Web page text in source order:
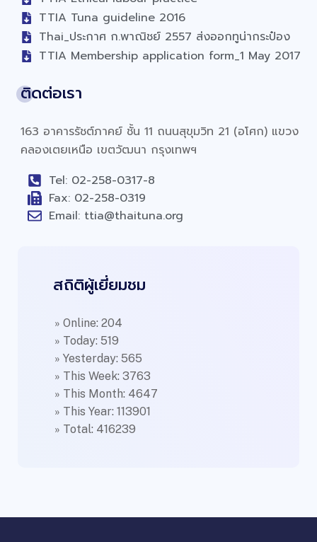
TTIA Tuna guideline 2016
Thai_ประกาศ ก.พาณิชย์ 2557 ส่งออกทูน่ากระป๋อง
TTIA Membership application form_1 May 2017
ติดต่อเรา
163 อาคารรัชต์ภาคย์ ชั้น 11 ถนนสุขุมวิท 21 (อโศก) แขวง
คลองเตยเหนือ เขตวัฒนา กรุงเทพฯ
Tel: 02-258-0317-8
Fax: 02-258-0319
Email: ttia@thaituna.org
สถิติผู้เยี่ยมชม
» Online: 204
» Today: 519
» Yesterday: 565
» This Week: 3763
» This Month: 4647
» This Year: 113901
» Total: 416239